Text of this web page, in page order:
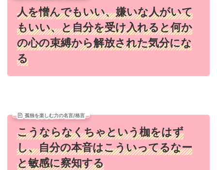
人を憎んでもいい、嫌いな人がいて
もいい、と自分を受け入れると何か
の心の束縛から解放された気分にな
る
孤独を楽しむ力の名言/格言
こうならなくちゃという枷をはず
し、自分の本音はこういってるなー
と敏感に察知する